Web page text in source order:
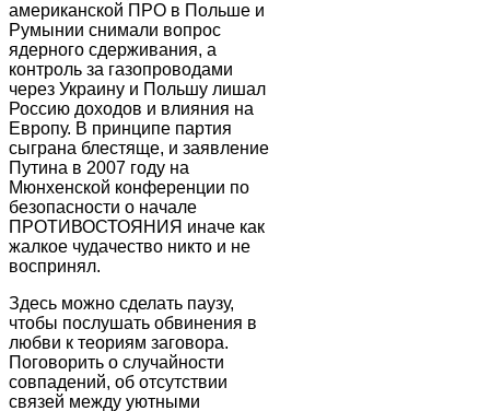
американской ПРО в Польше и
Румынии снимали вопрос
ядерного сдерживания, а
контроль за газопроводами
через Украину и Польшу лишал
Россию доходов и влияния на
Европу. В принципе партия
сыграна блестяще, и заявление
Путина в 2007 году на
Мюнхенской конференции по
безопасности о начале
ПРОТИВОСТОЯНИЯ иначе как
жалкое чудачество никто и не
воспринял.
Здесь можно сделать паузу,
чтобы послушать обвинения в
любви к теориям заговора.
Поговорить о случайности
совпадений, об отсутствии
связей между уютными